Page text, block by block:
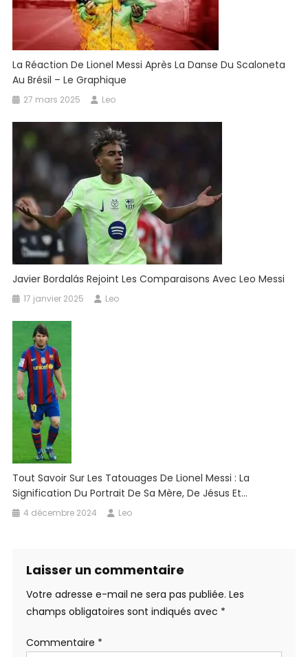
La Réaction De Lionel Messi Après La Danse Du Scaloneta
Au Brésil – Le Graphique
27 mars 2025 Leo
Javier Bordalás Rejoint Les Comparaisons Avec Leo Messi
17 janvier 2025 Leo
Tout Savoir Sur Les Tatouages ​​​​de Lionel Messi : La
Signification Du Portrait De Sa Mère, De Jésus Et…
4 décembre 2024 Leo
Laisser un commentaire
Votre adresse e-mail ne sera pas publiée. Les
champs obligatoires sont indiqués avec *
Commentaire *